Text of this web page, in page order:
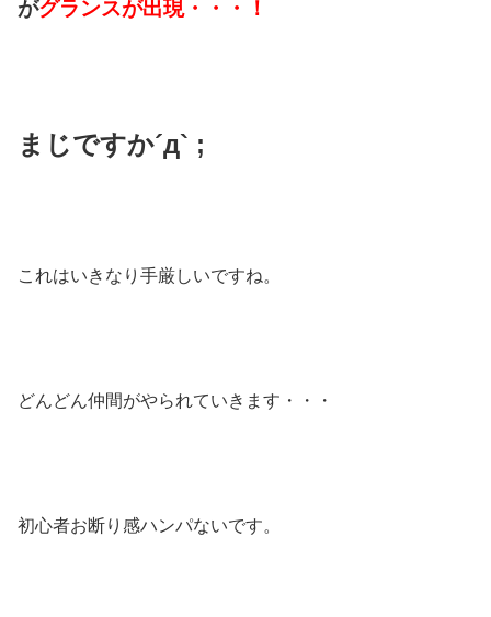
がグランスが出現・・・！
まじですか´д` ;
これはいきなり手厳しいですね。
どんどん仲間がやられていきます・・・
初心者お断り感ハンパないです。